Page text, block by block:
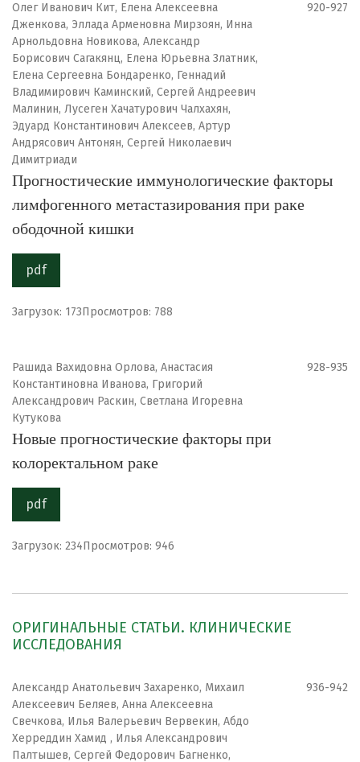
Олег Иванович Кит, Елена Алексеевна
Дженкова, Эллада Арменовна Мирзоян, Инна
Арнольдовна Новикова, Александр
Борисович Сагакянц, Елена Юрьевна Златник,
Елена Сергеевна Бондаренко, Геннадий
Владимирович Каминский, Сергей Андреевич
Малинин, Лусеген Хачатурович Чалхахян,
Эдуард Константинович Алексеев, Артур
Андрясович Антонян, Сергей Николаевич
Димитриади
920-927
Прогностические иммунологические факторы
лимфогенного метастазирования при раке
ободочной кишки
pdf
Загрузок: 173Просмотров: 788
Рашида Вахидовна Орлова, Анастасия
Константиновна Иванова, Григорий
Александрович Раскин, Светлана Игоревна
Кутукова
928-935
Новые прогностические факторы при
колоректальном раке
pdf
Загрузок: 234Просмотров: 946
ОРИГИНАЛЬНЫЕ СТАТЬИ. КЛИНИЧЕСКИЕ
ИССЛЕДОВАНИЯ
Александр Анатольевич Захаренко, Михаил
Алексеевич Беляев, Анна Алексеевна
Свечкова, Илья Валерьевич Вервекин, Абдо
Херреддин Хамид , Илья Александрович
Палтышев, Сергей Федорович Багненко,
936-942